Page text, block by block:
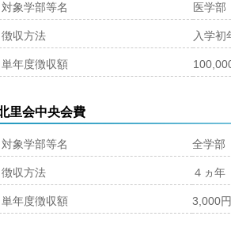
対象学部等名 医学部
徴収方法 入学初
単年度徴収額
里会中央会費
対象学部等名 全学部
徴収方法 ４ヵ年
単年度徴収額 3,000円